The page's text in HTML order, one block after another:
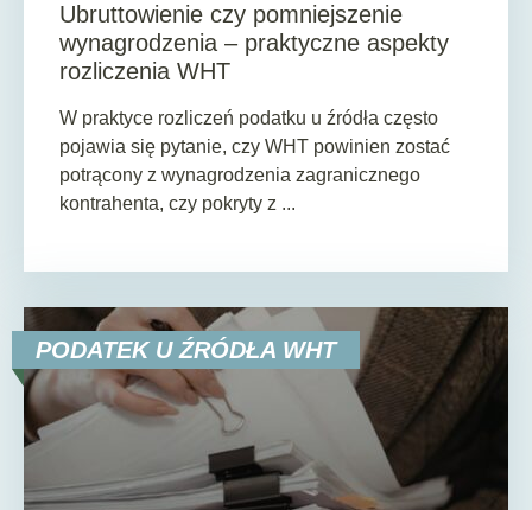
Ubruttowienie czy pomniejszenie
wynagrodzenia – praktyczne aspekty
rozliczenia WHT
W praktyce rozliczeń podatku u źródła często
pojawia się pytanie, czy WHT powinien zostać
potrącony z wynagrodzenia zagranicznego
kontrahenta, czy pokryty z ...
PODATEK U ŹRÓDŁA WHT